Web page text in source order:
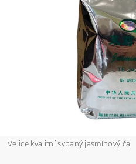
Velice kvalitní sypaný jasmínový čaj